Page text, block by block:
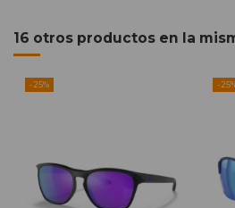
16 otros productos en la
-25% -